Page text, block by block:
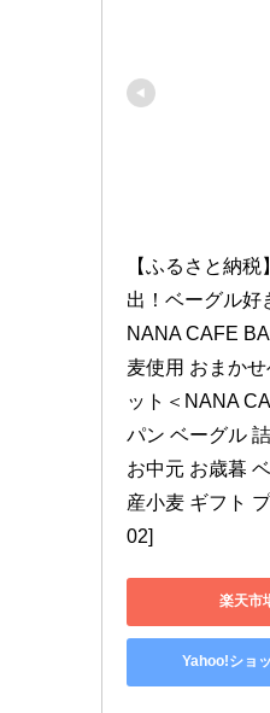
【ふるさと納
出！ベーグル好
NANA CAFE
麦使用 おまか
ット＜NANA
パン ベーグル
お中元 お歳暮
産小麦 ギフト
02]
楽天市
Yahoo!ショ